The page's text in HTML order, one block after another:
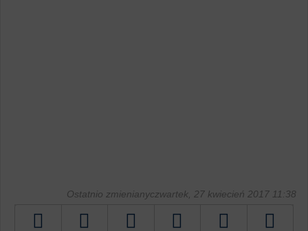
Ostatnio zmienianyczwartek, 27 kwiecień 2017 11:38